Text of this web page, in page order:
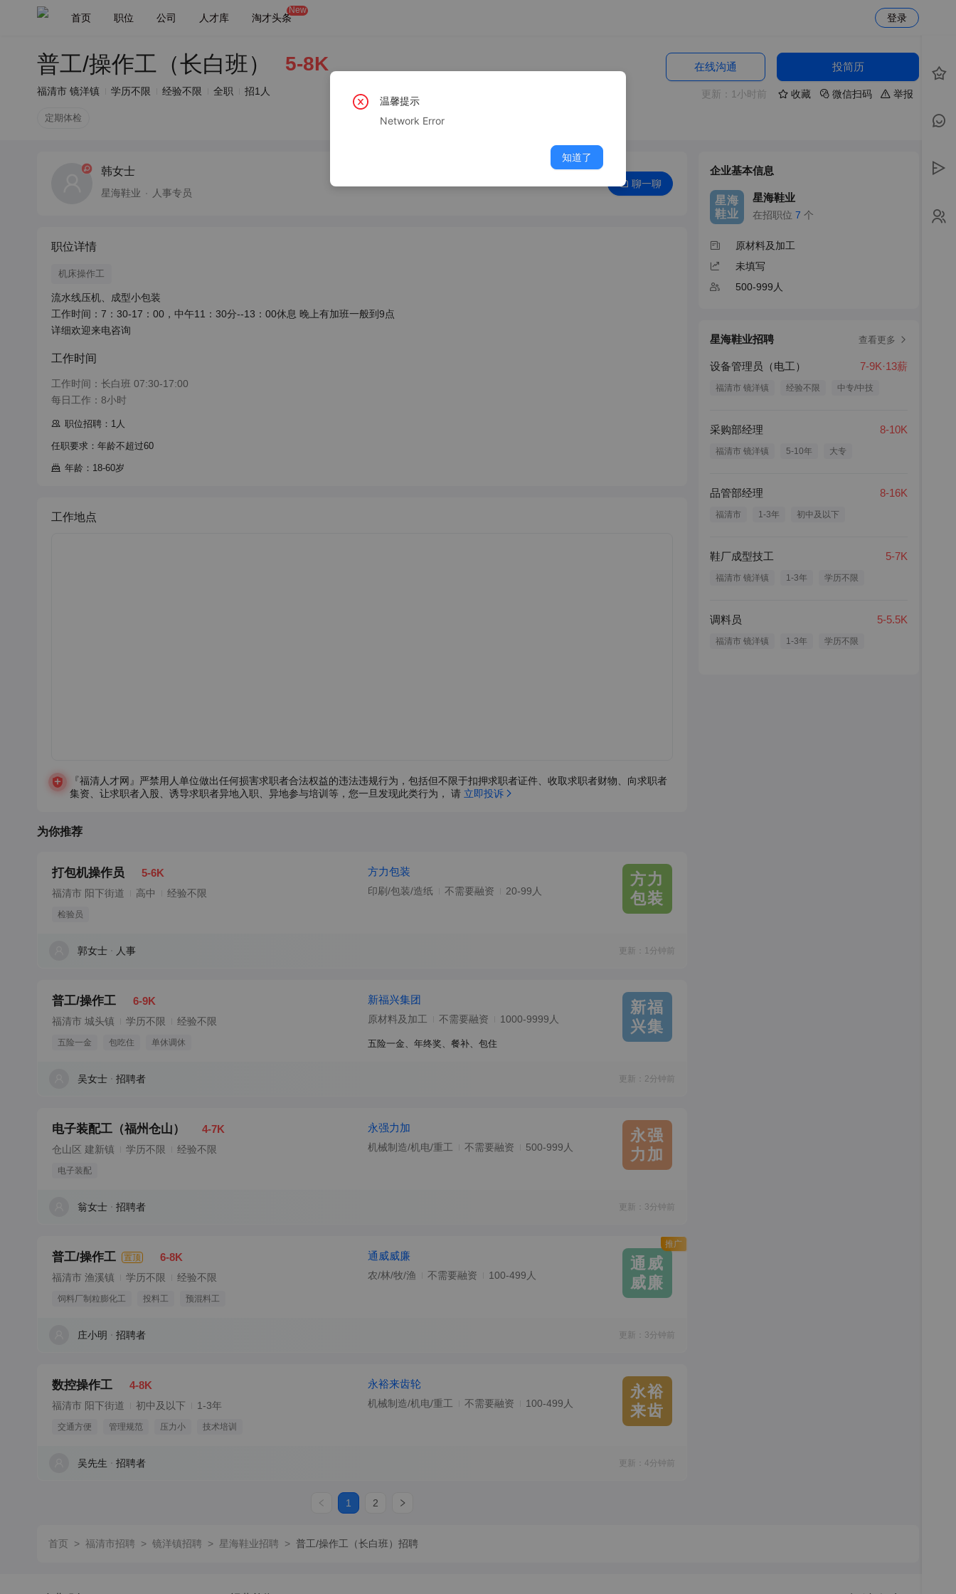
首页 职位 公司 人才库 淘才头条
New
登录
普工/操作工（长白班） 5-8K
福清市 镜洋镇 学历不限 经验不限 全职 招1人
定期体检
在线沟通 投简历
更新：1小时前 收藏 微信扫码 举报
韩女士
星海鞋业 人事专员
聊一聊
职位详情
机床操作工
流水线压机、成型小包装
工作时间：7：30-17：00，中午11：30分--13：00休息 晚上有加班一般到9点
详细欢迎来电咨询
工作时间
工作时间：长白班 07:30-17:00
每日工作：8小时
职位招聘：1人
任职要求：年龄不超过60
年龄：18-60岁
工作地点
『福清人才网』严禁用人单位做出任何损害求职者合法权益的违法违规行为，包括但不限于扣押求职者证件、收取求职者财物、向求职者
集资、让求职者入股、诱导求职者异地入职、异地参与培训等，您一旦发现此类行为， 请 立即投诉
为你推荐
打包机操作员 5-6K
福清市 阳下街道 高中 经验不限
检验员
方力包装
印刷/包装/造纸 不需要融资 20-99人
方力
包装
郭女士 人事 更新：1分钟前
普工/操作工 6-9K
福清市 城头镇 学历不限 经验不限
五险一金 包吃住 单休调休
新福兴集团
原材料及加工 不需要融资 1000-9999人
五险一金、年终奖、餐补、包住
新福
兴集
吴女士 招聘者 更新：2分钟前
电子装配工（福州仓山） 4-7K
仓山区 建新镇 学历不限 经验不限
电子装配
永强力加
机械制造/机电/重工 不需要融资 500-999人
永强
力加
翁女士 招聘者 更新：3分钟前
推广
普工/操作工 置顶 6-8K
福清市 渔溪镇 学历不限 经验不限
饲料厂制粒膨化工 投料工 预混料工
通威威廉
农/林/牧/渔 不需要融资 100-499人
通威
威廉
庄小明 招聘者 更新：3分钟前
数控操作工 4-8K
福清市 阳下街道 初中及以下 1-3年
交通方便 管理规范 压力小 技术培训
永裕来齿轮
机械制造/机电/重工 不需要融资 100-499人
永裕
来齿
吴先生 招聘者 更新：4分钟前
1 2
企业基本信息
星海
鞋业
星海鞋业
在招职位 7 个
原材料及加工
未填写
500-999人
星海鞋业招聘 查看更多
设备管理员（电工） 7-9K·13薪
福清市 镜洋镇 经验不限 中专/中技
采购部经理 8-10K
福清市 镜洋镇 5-10年 大专
品管部经理 8-16K
福清市 1-3年 初中及以下
鞋厂成型技工 5-7K
福清市 镜洋镇 1-3年 学历不限
调料员 5-5.5K
福清市 镜洋镇 1-3年 学历不限
首页 > 福清市招聘 > 镜洋镇招聘 > 星海鞋业招聘 > 普工/操作工（长白班）招聘
温馨提示
Network Error
知道了